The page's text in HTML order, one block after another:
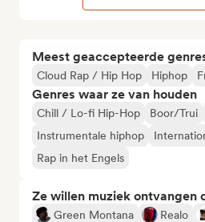
Meest geaccepteerde
Cloud Rap / Hip Hop Hiphop
Genres waar ze van houden
Chill / Lo-fi Hip-Hop Boor/Trui
Instrumentale hiphop
Rap in het Engels
Ze willen muziek ontvangen
Green Montana Realo